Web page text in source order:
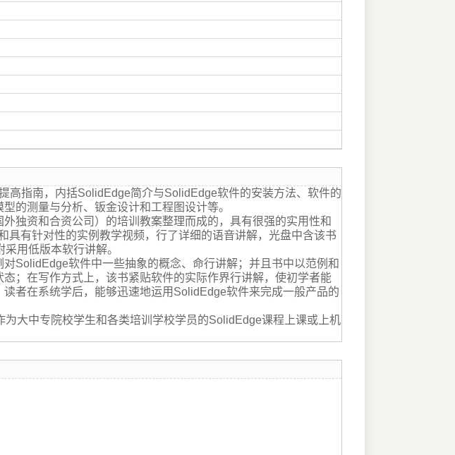
指南，内括SolidEdge简介与SolidEdge软件的安装方法、软件的
的测量与分析、钣金设计和工程图设计等。
资和合资公司）的培训教案整理而成的，具有很强的实用性和
有针对性的实例教学视频，行了详细的语音讲解，光盘中含该书
用低版本软行讲解。
软件中一些抽象的概念、命行讲解；并且书中以范例和
；在写作方式上，该书紧贴软件的实际作界行讲解，使初学者能
者在系统学后，能够迅速地运用SolidEdge软件来完成一般产品的
中专院校学生和各类培训学校学员的SolidEdge课程上课或上机